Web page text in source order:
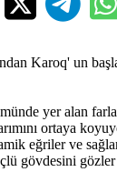
Karoq' un
yer alan
ortaya
eğriler ve
gövdesini